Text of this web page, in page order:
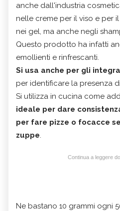
anche dall'industria
nelle creme per il viso e per
nei gel, ma anche negli
Questo prodotto ha infatti
emollienti e rinfrescanti.
Si usa anche per gli
per identificare la presenza
Si utilizza in cucina come
ideale per dare
per fare pizze o focacce
zuppe.
Continua a leggere
Ne bastano 10 grammi ogni